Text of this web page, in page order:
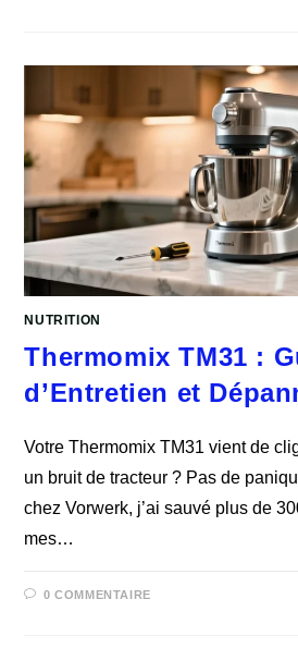
NUTRITION
Thermomix TM31 :
d’Entretien et
Votre Thermomix TM31 vient de
un bruit de tracteur ? Pas de
chez Vorwerk, j’ai sauvé plus de
mes…
0 COMMENTAIRE